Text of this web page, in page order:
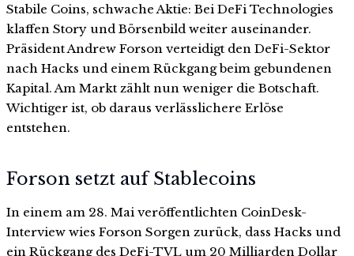
Stabile Coins, schwache Aktie: Bei DeFi Technologies
klaffen Story und Börsenbild weiter auseinander.
Präsident Andrew Forson verteidigt den DeFi-Sektor
nach Hacks und einem Rückgang beim gebundenen
Kapital. Am Markt zählt nun weniger die Botschaft.
Wichtiger ist, ob daraus verlässlichere Erlöse
entstehen.
Forson setzt auf Stablecoins
In einem am 28. Mai veröffentlichten CoinDesk-
Interview wies Forson Sorgen zurück, dass Hacks und
ein Rückgang des DeFi-TVL um 20 Milliarden Dollar